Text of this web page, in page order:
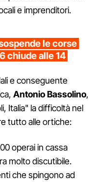
e imprenditori.
le corse
chiude alle 14
e conseguente
Antonio Bassolino,
Italia" la difficoltà nel
tutto alle ortiche:
operai in cassa
molto discutibile.
che spingono ad